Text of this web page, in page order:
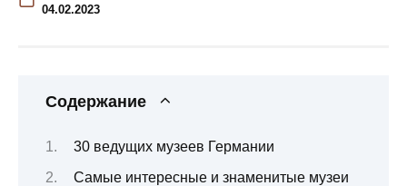
04.02.2023
Содержание
30 ведущих музеев Германии
Самые интересные и знаменитые музеи